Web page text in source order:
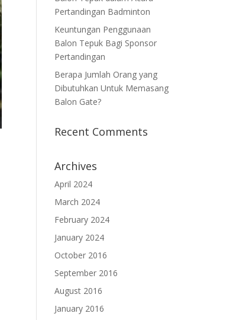
Pertandingan Badminton
Keuntungan Penggunaan
Balon Tepuk Bagi Sponsor
Pertandingan
Berapa Jumlah Orang yang
Dibutuhkan Untuk Memasang
Balon Gate?
Recent Comments
Archives
April 2024
March 2024
February 2024
January 2024
October 2016
September 2016
August 2016
January 2016